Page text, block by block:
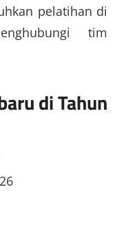
pelatihan di
tim
di Tahun